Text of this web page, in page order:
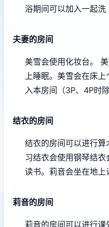
浴期间可以加入一起洗
夫妻的房间
美雪会使用化妆台。
上睡眠。 美雪会在床上
入本房间（3P、4P时除
结衣的房间
结衣的房间可以进行算
习结衣会使用钢琴结衣
读书。 莉音会坐在地上
莉音的房间
莉音的房间可以进行课